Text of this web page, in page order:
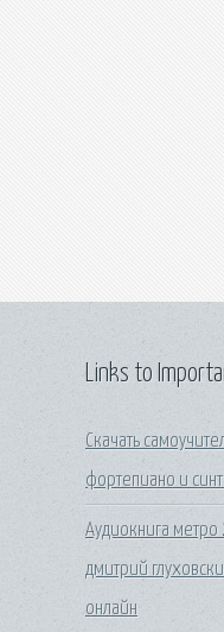
Links to
Скачать
фортепиано и
Аудиокнига
дмитрий
онлайн